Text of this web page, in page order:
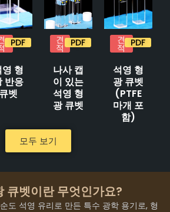
PDF
영 형
반응
큐벳
견
적 PDF
나사 캡
이 있는
석영 형
광 큐벳
견
적 PDF
석영 형
광 큐벳
(PTFE
마개 포
함)
모두 보기
큐벳이란 무엇인가요?
도 석영 유리로 만든 특수 광학 용기로, 형